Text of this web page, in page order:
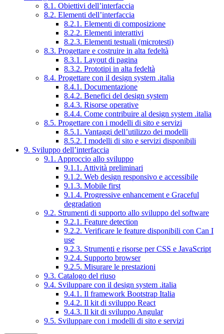
8.1. Obiettivi dell’interfaccia
8.2. Elementi dell’interfaccia
8.2.1. Elementi di composizione
8.2.2. Elementi interattivi
8.2.3. Elementi testuali (microtesti)
8.3. Progettare e costruire in alta fedeltà
8.3.1. Layout di pagina
8.3.2. Prototipi in alta fedeltà
8.4. Progettare con il design system .italia
8.4.1. Documentazione
8.4.2. Benefici del design system
8.4.3. Risorse operative
8.4.4. Come contribuire al design system .italia
8.5. Progettare con i modelli di sito e servizi
8.5.1. Vantaggi dell’utilizzo dei modelli
8.5.2. I modelli di sito e servizi disponibili
9. Sviluppo dell’interfaccia
9.1. Approccio allo sviluppo
9.1.1. Attività preliminari
9.1.2. Web design responsivo e accessibile
9.1.3. Mobile first
9.1.4. Progressive enhancement e Graceful
degradation
9.2. Strumenti di supporto allo sviluppo del software
9.2.1. Feature detection
9.2.2. Verificare le feature disponibili con Can I
use
9.2.3. Strumenti e risorse per CSS e JavaScript
9.2.4. Supporto browser
9.2.5. Misurare le prestazioni
9.3. Catalogo del riuso
9.4. Sviluppare con il design system .italia
9.4.1. Il framework Bootstrap Italia
9.4.2. Il kit di sviluppo React
9.4.3. Il kit di sviluppo Angular
9.5. Sviluppare con i modelli di sito e servizi